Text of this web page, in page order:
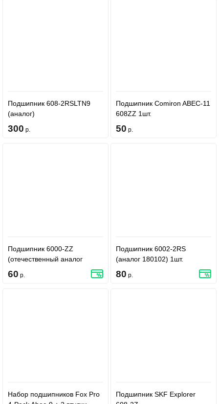
Подшипник 608-2RSLTN9
(аналог)
300 р.
Подшипник Comiron ABEC-11
608ZZ 1шт.
50 р.
Подшипник 6000-ZZ
(отечественный аналог
80100)
60 р.
Подшипник 6002-2RS
(аналог 180102) 1шт.
80 р.
Набор подшипников Fox Pro
Подшипник SKF Explorer